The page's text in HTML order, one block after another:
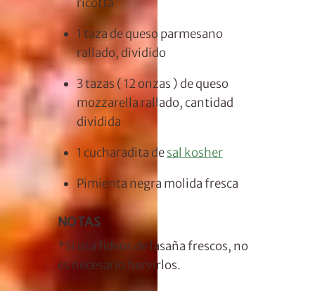
ricotta
1 taza dequeso parmesano
rallado, dividido
3 tazas ( 12 onzas ) de queso
mozzarella rallado, cantidad
dividida
1 cucharadita desal kosher
Pimienta negra molida fresca
NOTAS
*Si usa fideos de lasaña frescos, no
es necesario hervirlos.